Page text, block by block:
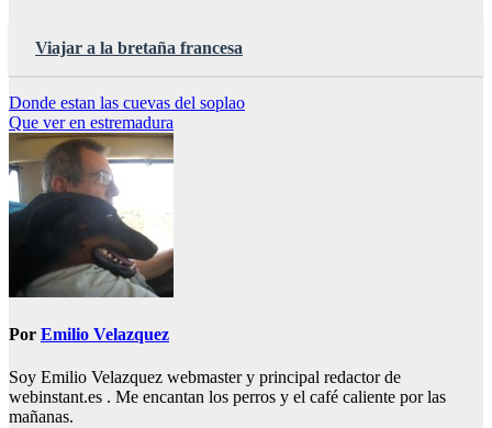
Viajar a la bretaña francesa
Navegación
de
entradas
Donde estan las cuevas del soplao
Que ver en estremadura
Por Emilio Velazquez
Soy Emilio Velazquez webmaster y principal redactor de
webinstant.es . Me encantan los perros y el café caliente por las
mañanas.